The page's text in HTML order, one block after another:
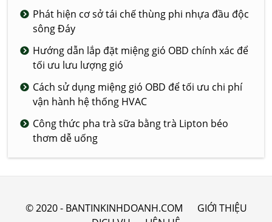
Phát hiện cơ sở tái chế thùng phi nhựa đầu độc
sông Đáy
Hướng dẫn lắp đặt miệng gió OBD chính xác để
tối ưu lưu lượng gió
Cách sử dụng miệng gió OBD để tối ưu chi phí
vận hành hệ thống HVAC
Công thức pha trà sữa bằng trà Lipton béo
thơm dễ uống
© 2020 - BANTINKINHDOANH.COM
GIỚI THIỆU